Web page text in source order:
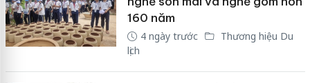
160 năm
4 ngày trước
Thương hiệu Du
lịch